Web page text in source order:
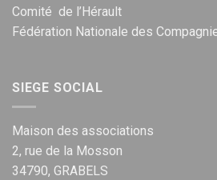
Comité de l’Hérault
Fédération Nationale des
SIEGE SOCIAL
Maison des associations
2, rue de la Mosson
34790, GRABELS